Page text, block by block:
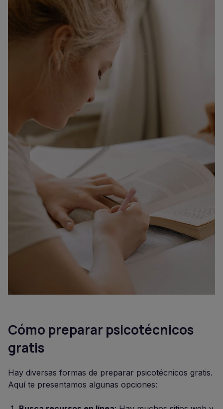
Cómo preparar psicotécnicos
gratis
Hay diversas formas de preparar psicotécnicos gratis.
Aquí te presentamos algunas opciones: